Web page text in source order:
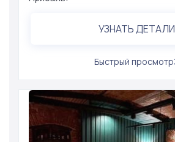
УЗНАТЬ ДЕТАЛИ
Быстрый просмотр